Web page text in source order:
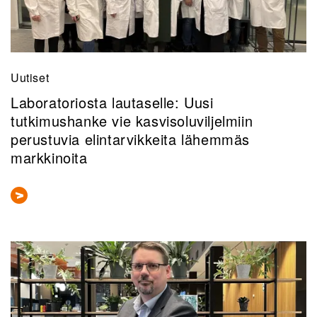
Uutiset
Laboratoriosta lautaselle: Uusi
tutkimushanke vie kasvisoluviljelmiin
perustuvia elintarvikkeita lähemmäs
markkinoita